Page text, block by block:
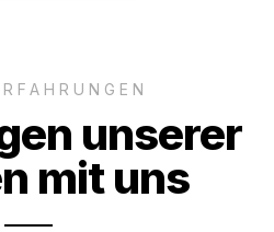
unserer
mit uns